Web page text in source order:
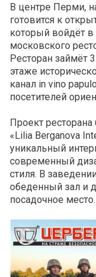
В центре Перми,
готовится к
который войдёт в
московского
Ресторан займёт
этаже
канал in vino
посетителей
Проект
«Lilia Berganova
уникальный
современный
стиля. В
обеденный зал и
посадочное место.